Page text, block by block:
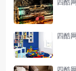
四酷